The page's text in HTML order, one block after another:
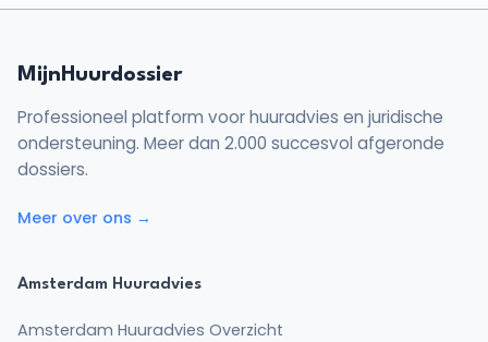
MijnHuurdossier
Professioneel platform voor huuradvies en juridische
ondersteuning. Meer dan 2.000 succesvol afgeronde
dossiers.
Meer over ons →
Amsterdam Huuradvies
Amsterdam Huuradvies Overzicht